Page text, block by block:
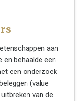
aan
en behaalde een
een onderzoek
(value
van de